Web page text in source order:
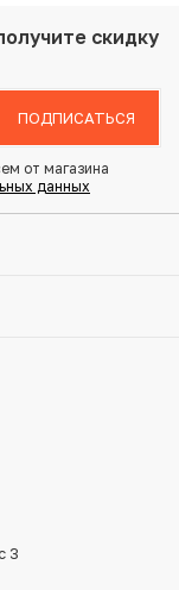
наличии на
кроме
магазина.
способов
надежно и
скидку
ПОДПИСАТЬСЯ
от магазина
данных
3